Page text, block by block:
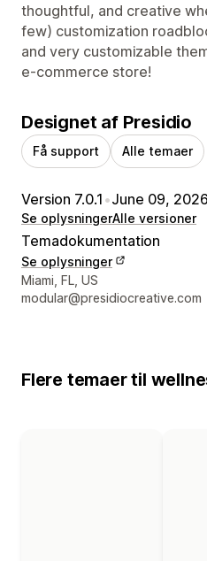
thoughtful, and creative
few) customization
and very customizable
e-commerce store!
Designet af Presidio
Få support Alle temaer
Version 7.0.1 •June 09, 2026
Se oplysningerAlle versioner
Temadokumentation
Se oplysninger
Se kontaktoplysninger
Miami, FL, US
modular@presidiocreative.com
Flere temaer til